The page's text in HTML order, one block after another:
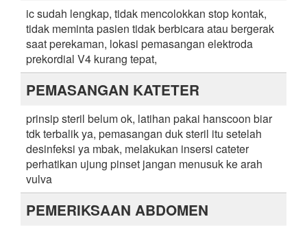
ic sudah lengkap, tidak mencolokkan stop kontak,
tidak meminta pasien tidak berbicara atau bergerak
saat perekaman, lokasi pemasangan elektroda
prekordial V4 kurang tepat,
PEMASANGAN KATETER
prinsip steril belum ok, latihan pakai hanscoon biar
tdk terbalik ya, pemasangan duk steril itu setelah
desinfeksi ya mbak, melakukan insersi cateter
perhatikan ujung pinset jangan menusuk ke arah
vulva
PEMERIKSAAN ABDOMEN